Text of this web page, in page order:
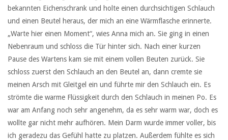
bekannten Eichenschrank und holte einen durchsichtigen Schlauch
und einen Beutel heraus, der mich an eine Wärmflasche erinnerte.
„Warte hier einen Moment“, wies Anna mich an. Sie ging in einen
Nebenraum und schloss die Tür hinter sich. Nach einer kurzen
Pause des Wartens kam sie mit einem vollen Beuten zurück. Sie
schloss zuerst den Schlauch an den Beutel an, dann cremte sie
meinen Arsch mit Gleitgel ein und führte mir den Schlauch ein. Es
strömte die warme Flüssigkeit durch den Schlauch in meinen Po. Es
war am Anfang noch sehr angenehm, da es sehr warm war, doch es
wollte gar nicht mehr aufhören. Mein Darm wurde immer voller, bis
ich geradezu das Gefühl hatte zu platzen. Außerdem fühlte es sich